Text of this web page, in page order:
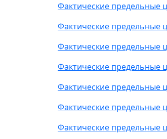
Фактические предельные
Фактические предельные
Фактические предельные
Фактические предельные
Фактические предельные
Фактические предельные
Фактические предельные